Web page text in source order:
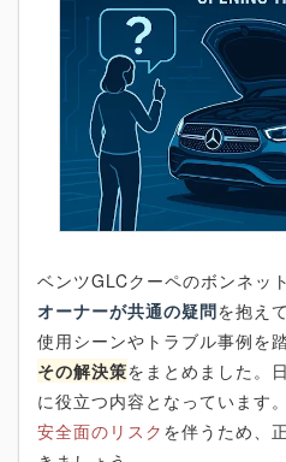
ベンツGLCクーペのボンネッ
オーナーが共通の疑問を抱え
使用シーンやトラブル事例を踏
その解決策をまとめました。
に役立つ内容となっています。
安全面のリスク を伴うため、